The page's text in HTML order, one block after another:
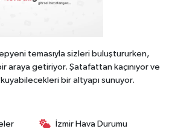
temasıyla sizleri buluştururken,
araya getiriyor. Şatafattan kaçınıyor ve
bir altyapı sunuyor.
İzmir Hava Durumu